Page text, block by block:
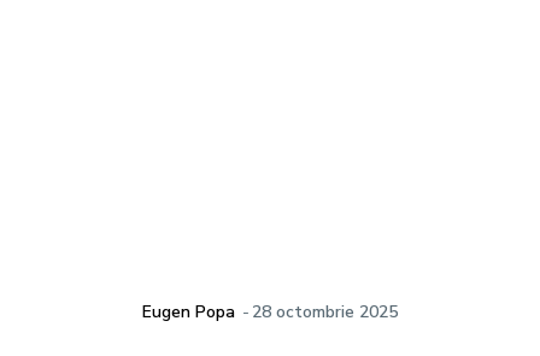
Eugen Popa - 28 octombrie 2025